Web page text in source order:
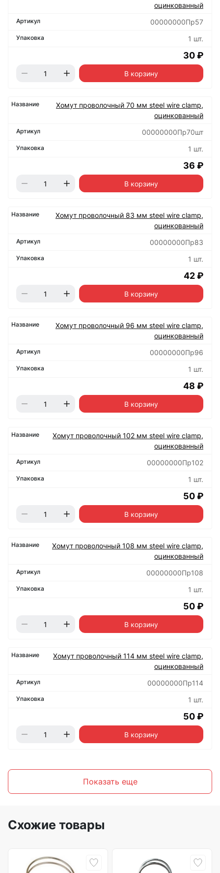
оцинкованный
00000000Пр57
1 шт.
30 ₽
В корзину
Хомут проволочный 70 мм steel wire clamp,
оцинкованный
00000000Пр70шт
1 шт.
36 ₽
В корзину
Хомут проволочный 83 мм steel wire clamp,
оцинкованный
00000000Пр83
1 шт.
42 ₽
В корзину
Хомут проволочный 96 мм steel wire clamp,
оцинкованный
00000000Пр96
1 шт.
48 ₽
В корзину
Хомут проволочный 102 мм steel wire clamp,
оцинкованный
00000000Пр102
1 шт.
50 ₽
В корзину
Хомут проволочный 108 мм steel wire clamp,
оцинкованный
00000000Пр108
1 шт.
50 ₽
В корзину
Хомут проволочный 114 мм steel wire clamp,
оцинкованный
00000000Пр114
1 шт.
50 ₽
В корзину
Показать еще
Схожие товары